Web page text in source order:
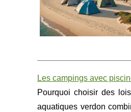
Les campings avec
Pourquoi choisir des
aquatiques verdon